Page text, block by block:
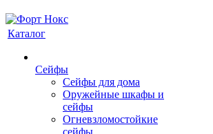
Каталог
Сейфы
Сейфы для дома
Оружейные шкафы и
сейфы
Огневзломостойкие
сейфы